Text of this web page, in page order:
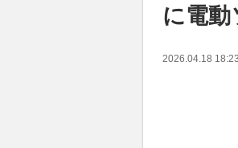
に電
2026.04.18 18:23